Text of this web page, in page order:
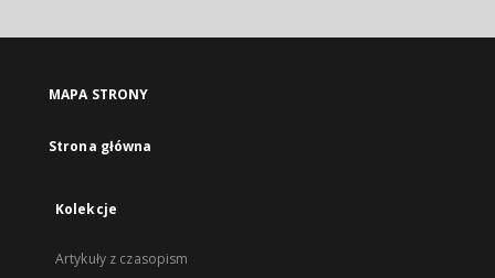
MAPA STRONY
Strona główna
Kolekcje
Artykuły z czasopism